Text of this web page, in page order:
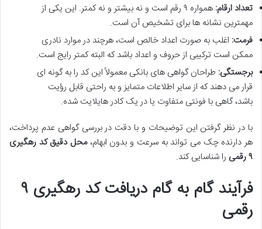
تعداد ارقام:
همواره ۹ رقم است و نه بیشتر و نه کمتر. این یکی از
مهمترین نشانه ها برای تشخیص آن است.
فرمت: اغلب به صورت اعداد خالص است، هرچند در موارد نادری
ممکن است ترکیبی از حروف و اعداد باشد که البته کمتر رایج است.
برجستگی: طراحان گواهی های بانکی معمولاً این کد را به گونه ای
قرار می دهند که از سایر اطلاعات متمایز و به راحتی قابل رؤیت
باشد، گاهی با فونتی متفاوت یا در یک کادر هایلایت شده.
با در نظر گرفتن این توضیحات و با دقت در بررسی گواهی عدم پرداخت،
هر دارنده چک می تواند به سرعت و بدون ابهام،محل دقیق کد رهگیری
۹ رقمی
را شناسایی کند.
فرآیند گام به گام دریافت کد رهگیری ۹
رقمی